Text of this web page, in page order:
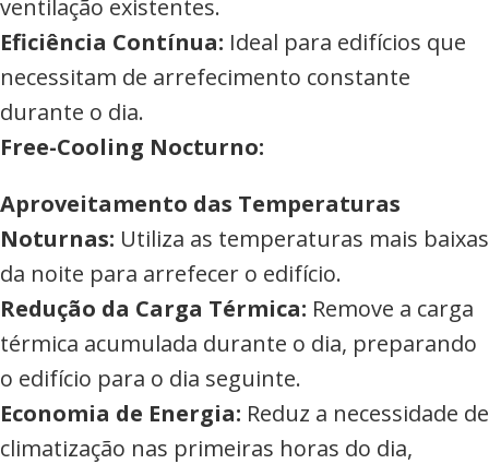
ventilação existentes.
Eficiência Contínua: Ideal para edifícios que
necessitam de arrefecimento constante
durante o dia.
Free-Cooling Nocturno:
Aproveitamento das Temperaturas
Noturnas: Utiliza as temperaturas mais baixas
da noite para arrefecer o edifício.
Redução da Carga Térmica: Remove a carga
térmica acumulada durante o dia, preparando
o edifício para o dia seguinte.
Economia de Energia: Reduz a necessidade de
climatização nas primeiras horas do dia,